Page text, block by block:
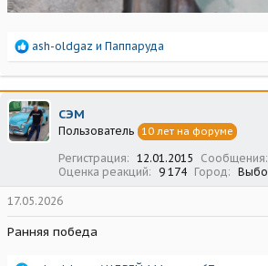
Р
а
к
ц
и
и
ash-oldgaz и Паппаруда
СЭМ
Пользователь 10 лет на форуме
Регистрация 12.01.2015 Сообщения
Оценка реакций
9 174 Город
17.05.2026
Ранняя победа